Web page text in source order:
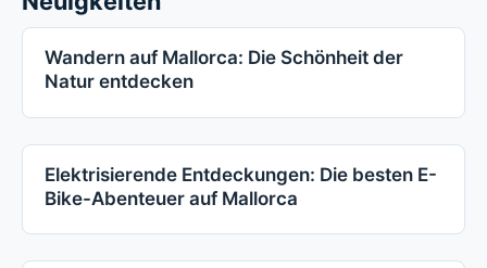
Wandern auf Mallorca: Die Schönheit der
Natur entdecken
Elektrisierende Entdeckungen: Die besten E-
Bike-Abenteuer auf Mallorca